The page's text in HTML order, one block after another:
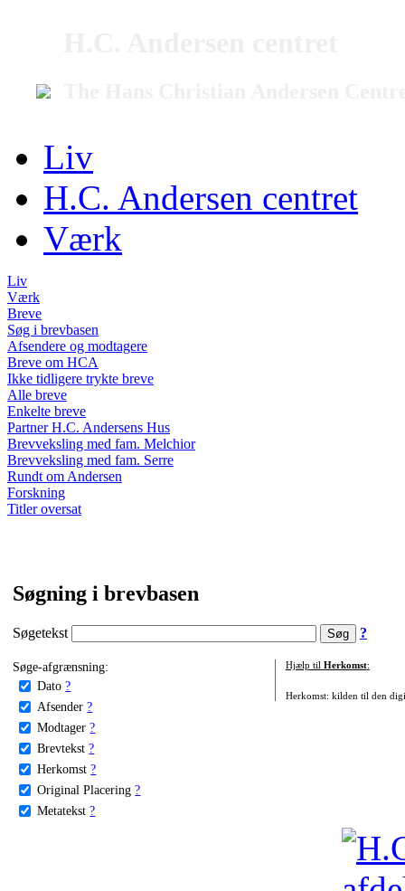
Liv
H.C. Andersen centret
Værk
Liv
Værk
Breve
Søg i brevbasen
Afsendere og modtagere
Breve om HCA
Ikke tidligere trykte breve
Alle breve
Enkelte breve
Partner H.C. Andersens Hus
Brevveksling med fam. Melchior
Brevveksling med fam. Serre
Rundt om Andersen
Forskning
Titler oversat
Søgning i brevbasen
Søgetekst ?
Søge-afgrænsning:
Dato ?
Afsender ?
Modtager ?
Brevtekst ?
Herkomst ?
Original Placering ?
Metatekst ?
Hjælp til Herkomst:
Herkomst: kilden til den